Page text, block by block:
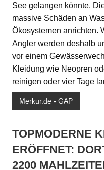
See gelangen könnte.
massive Schäden an
Ökosystemen anrichten.
Angler werden deshalb
vor einem
Kleidung wie Neopren
reinigen oder vier Tage
Merkur.de - GAP
TOPMODERNE
ERÖFFNET:
2200